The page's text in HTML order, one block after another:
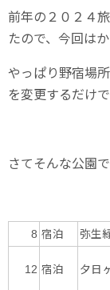
前年の２０２４
たので、今回は
やっぱり野宿場
を変更するだけ
さてそんな公園
8 宿泊 弥生
12 宿泊 夕日